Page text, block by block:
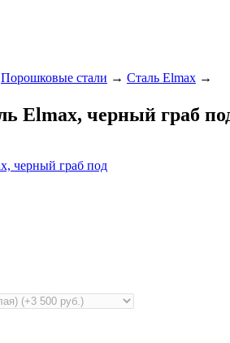
Порошковые стали → Сталь Elmax →
Elmax, черный граб